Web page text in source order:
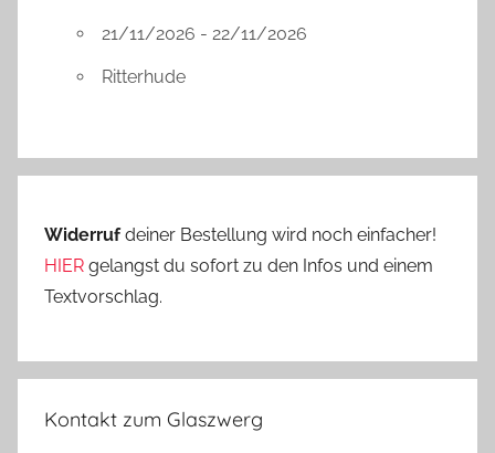
21/11/2026 - 22/11/2026
Ritterhude
Widerrufdeiner Bestellung wird noch einfacher!
HIER gelangst du sofort zu den Infos und einem
Textvorschlag.
Kontakt zum Glaszwerg